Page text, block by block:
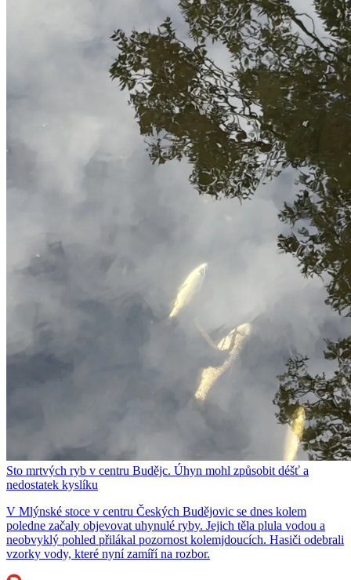
Sto mrtvých ryb v centru Budějc. Úhyn mohl způsobit déšť a
nedostatek kyslíku
V Mlýnské stoce v centru Českých Budějovic se dnes kolem
poledne začaly objevovat uhynulé ryby. Jejich těla plula vodou a
neobvyklý pohled přilákal pozornost kolemjdoucích. Hasiči odebrali
vzorky vody, které nyní zamíří na rozbor.